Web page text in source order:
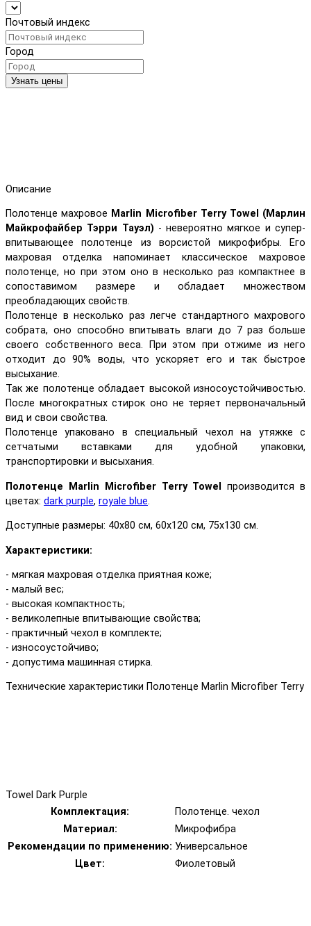
Почтовый индекс
Город
Узнать цены
Описание
Полотенце махровое Marlin Microfiber Terry Towel (Марлин
Майкрофайбер Тэрри Тауэл) - невероятно мягкое и супер-
впитывающее полотенце из ворсистой микрофибры. Его
махровая отделка напоминает классическое махровое
полотенце, но при этом оно в несколько раз компактнее в
сопоставимом размере и обладает множеством
преобладающих свойств.
Полотенце в несколько раз легче стандартного махрового
собрата, оно способно впитывать влаги до 7 раз больше
своего собственного веса. При этом при отжиме из него
отходит до 90% воды, что ускоряет его и так быстрое
высыхание.
Так же полотенце обладает высокой износоустойчивостью.
После многократных стирок оно не теряет первоначальный
вид и свои свойства.
Полотенце упаковано в специальный чехол на утяжке с
сетчатыми вставками для удобной упаковки,
транспортировки и высыхания.
Полотенце Marlin Microfiber Terry Towel
производится в
цветах: dark purple, royale blue.
Доступные размеры: 40х80 см, 60х120 см, 75х130 см.
Характеристики:
- мягкая махровая отделка приятная коже;
- малый вес;
- высокая компактность;
- великолепные впитывающие свойства;
- практичный чехол в комплекте;
- износоустойчиво;
- допустима машинная стирка.
Технические характеристики Полотенце Marlin Microfiber Terry
Towel Dark Purple
Комплектация:
Полотенце. чехол
Материал:
Микрофибра
Рекомендации по применению: Универсальное
Цвет:
Фиолетовый